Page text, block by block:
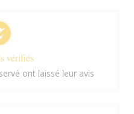
vérifiés
ont laissé leur avis